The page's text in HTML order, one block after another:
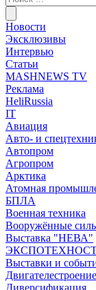
Новости
Эксклюзивы
Интервью
Статьи
MASHNEWS TV
Реклама
HeliRussia
IT
Авиация
Авто- и
Автопром
Агропром
Арктика
Атомная
БПЛА
Военная техника
Вооружённые
Выставка "НЕВА"
Выставки и
Двигателестроение
Диверсификация